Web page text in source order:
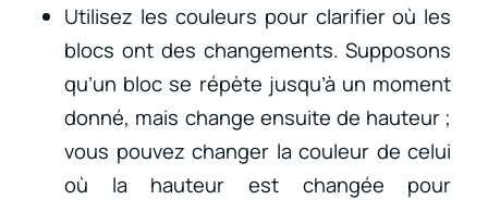
Utilisez les couleurs pour clarifier où les
blocs ont des changements. Supposons
qu’un bloc se répète jusqu’à un moment
donné, mais change ensuite de hauteur ;
vous pouvez changer la couleur de celui
où la hauteur est changée pour